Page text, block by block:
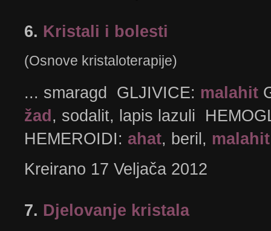
6. Kristali i bolesti
(Osnove kristaloterapije)
... smaragd GLJIVICE: malahit
žad, sodalit, lapis lazuli
HEMEROIDI: ahat, beril, malahit
Kreirano 17 Veljača 2012
7. Djelovanje kristala